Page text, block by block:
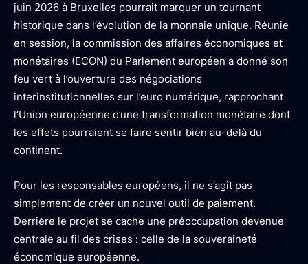
juin 2026 à Bruxelles pourrait marquer un tournant
historique dans l’évolution de la monnaie unique. Réunie
en session, la commission des affaires économiques et
monétaires (ECON) du Parlement européen a donné son
feu vert à l’ouverture des négociations
interinstitutionnelles sur l’euro numérique, rapprochant
l’Union européenne d’une transformation monétaire dont
les effets pourraient se faire sentir bien au-delà du
continent.
Pour les responsables européens, il ne s’agit pas
simplement de créer un nouvel outil de paiement.
Derrière le projet se cache une préoccupation devenue
centrale au fil des crises : celle de la souveraineté
économique européenne.